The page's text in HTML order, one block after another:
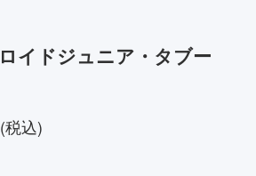
イドジュニア・タブー
税込)